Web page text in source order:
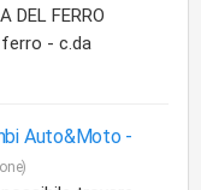
DEL FERRO
- c.da
Auto&Moto -